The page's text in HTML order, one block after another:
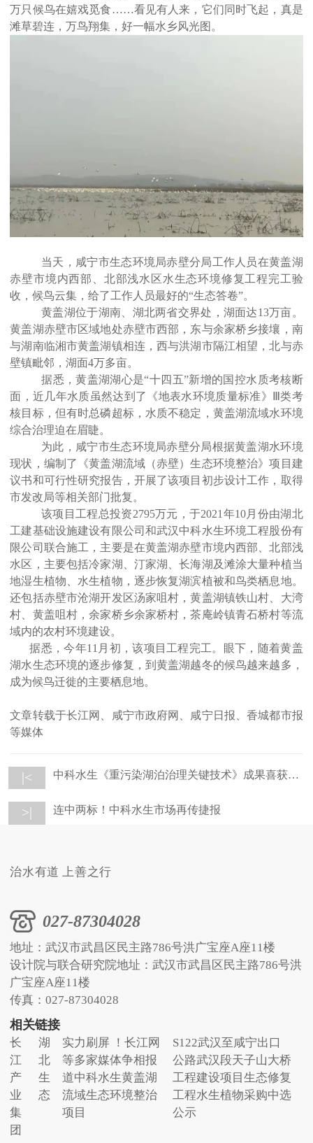
万只候鸟在嬉戏觅食……看见有人来，它们同时飞起，真是
滩草碧连，万鸟翔集，好一幅水乡风光图。
当天，咸宁市生态环境局赤壁分局工作人员在黄盖湖
赤壁市境内西部、北部浅水区水生态环境修复工程完工验
收，候鸟云集，给了工作人员最好的“生态答卷”。
黄盖湖位于湖南、湖北两省交界处，湖面达13万亩。
黄盖湖赤壁市区域地处赤壁市西部，东与余家桥乡接壤，南
与湖南临湘市黄盖湖镇相连，西与洪湖市隔江相望，北与赤
壁镇毗邻，湖面4万多亩。
据悉，黄盖湖湖心是“十四五”新增的国控水质考核断
面，近几年水质虽然达到了《地表水环境质量标准》Ⅲ类考
核目标，但有时总磷超标，水质不稳定，黄盖湖流域水环境
综合治理迫在眉睫。
为此，咸宁市生态环境局赤壁分局根据黄盖湖水环境
现状，编制了《黄盖湖流域（赤壁）生态环境整治》项目建
议书和可行性研究报告，开展了该项目初步设计工作，取得
市发改局等相关部门批复。
该项目工程总投资2795万元，于2021年10月份由湖北
工建基础设施建设有限公司和武汉中科水生环境工程股份有
限公司联合施工，主要是在黄盖湖赤壁市境内西部、北部浅
水区，主要包括冷家湖、汀家湖、长海湖及滩涂大量种植当
地湿生植物、水生植物，逐步恢复湖滨植被和鸟类栖息地。
还包括赤壁市沧湖开发区汤家咀村，黄盖湖镇铁山村、大湾
村、黄盖咀村，余家桥乡余家桥村，茶庵岭镇青石桥村等流
域内的农村环境建设。
据悉，今年11月初，该项目工程完工。眼下，随着黄盖
湖水生态环境的逐步修复，到黄盖湖越冬的候鸟越来越多，
成为候鸟迁徙的主要栖息地。
文章转载于长江网、咸宁市政府网、咸宁日报、香城都市报
等媒体
|< 中科水生《重污染湖泊治理关键技术》成果喜获2022年第八届湖北省职工技术创新成果奖
>| 连中两标！中科水生市场再传捷报
治水有道 上善之行
027-87304028
地址：武汉市武昌区民主路786号洪广宝座A座11楼
设计院与联合研究院地址：武汉市武昌区民主路786号洪
广宝座A座11楼
传真：027-87304028
相关链接
长
江
产
业
集
团
湖
北
生
态
实力刷屏 ！长江网
等多家媒体争相报
道中科水生黄盖湖
流域生态环境整治
项目
S122武汉至咸宁出口
公路武汉段天子山大桥
工程建设项目生态修复
工程水生植物采购中选
公示